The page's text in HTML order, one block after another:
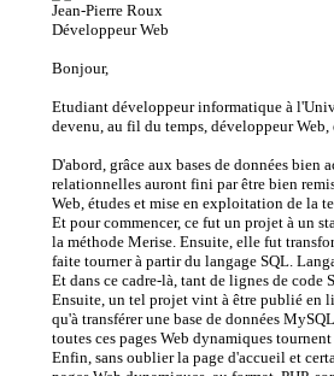
Jean-Pierre Roux
Développeur Web
Bonjour,
Etudiant développeur informatique à
devenu, au fil du temps, développeur
D'abord, grâce aux bases de données bien
relationnelles auront fini par être bien
Web, études et mise en exploitation de la
Et pour commencer, ce fut un projet à un
la méthode Merise. Ensuite, elle fut
faite tourner à partir du langage SQL.
Et dans ce cadre-là, tant de lignes de code
Ensuite, un tel projet vint à être publié en
qu'à transférer une base de données
toutes ces pages Web dynamiques
Enfin, sans oublier la page d'accueil et